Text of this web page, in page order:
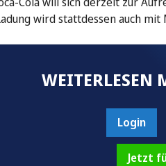
wird stattdessen auch
WEITERLESEN
Login
Jetzt